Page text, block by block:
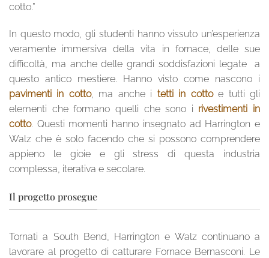
cotto.”
In questo modo, gli studenti hanno vissuto un’esperienza
veramente immersiva della vita in fornace, delle sue
difficoltà, ma anche delle grandi soddisfazioni legate a
questo antico mestiere. Hanno visto come nascono i
pavimenti in cotto, ma anche i tetti in cottoe tutti gli
elementi che formano quelli che sono i rivestimenti in
cotto. Questi momenti hanno insegnato ad Harrington e
Walz che è solo facendo che si possono comprendere
appieno le gioie e gli stress di questa industria
complessa, iterativa e secolare.
Il progetto prosegue
Tornati a South Bend, Harrington e Walz continuano a
lavorare al progetto di catturare Fornace Bernasconi. Le